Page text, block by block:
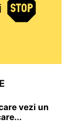
vezi un